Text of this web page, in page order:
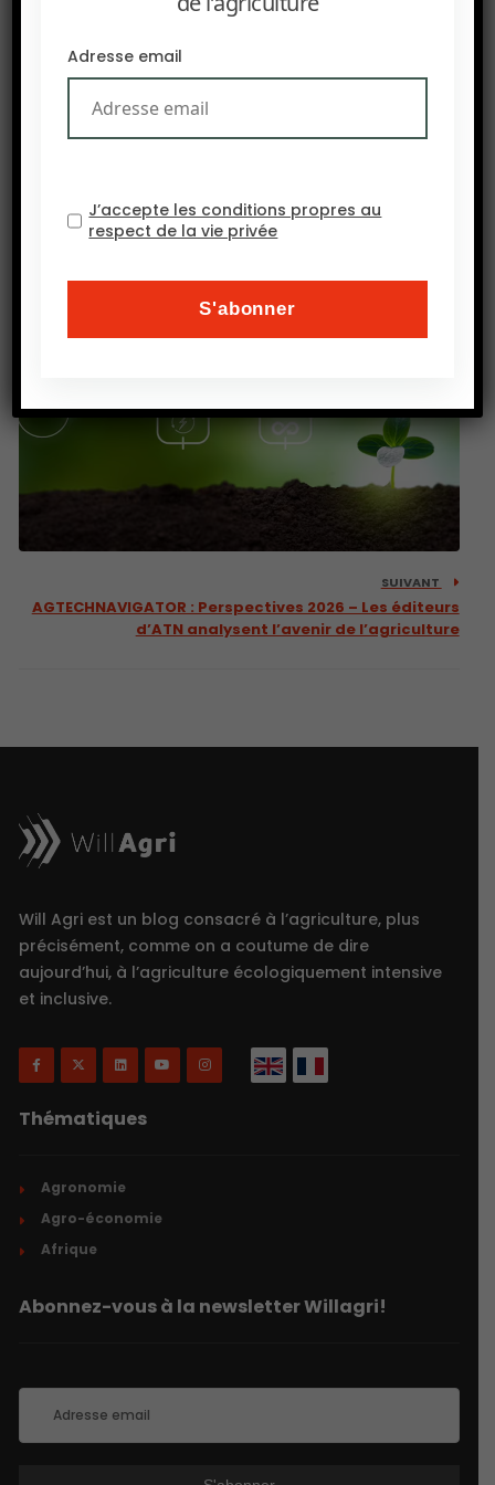
l’échelle mondiale.
PRÉCEDENT
La farine de canola remplace le soja chez les truies
sans perte de performance.
SUIVANT
AGTECHNAVIGATOR : Perspectives 2026 – Les éditeurs
d’ATN analysent l’avenir de l’agriculture
Will Agri est un blog consacré à l’agriculture, plus
précisément, comme on a coutume de dire
aujourd’hui, à l’agriculture écologiquement intensive
et inclusive.
Thématiques
Agronomie
Agro-économie
Afrique
Abonnez-vous à la newsletter Willagri!
Adresse email
J’accepte les conditions propres au
respect de la vie privée